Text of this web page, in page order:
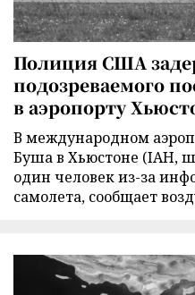
Полиция США
подозреваемого
в аэропорту
В международном
Буша в Хьюстоне (IAH,
один человек из-за
самолета, сообщает